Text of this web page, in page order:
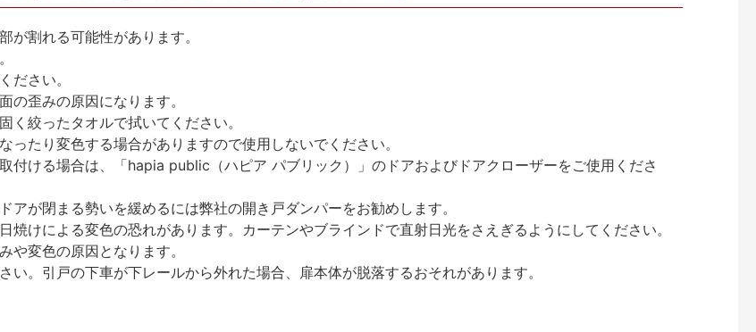
割れる可能性があります。
ださい。
歪みの原因になります。
絞ったタオルで拭いてください。
たり変色する場合がありますので使用しないでください。
ける場合は、「hapia public（ハピア パブリック）」のドアおよびドアクローザーをご使用くださ
が閉まる勢いを緩めるには弊社の開き戸ダンパーをお勧めします。
けによる変色の恐れがあります。カーテンやブラインドで直射日光をさえぎるようにしてください。
変色の原因となります。
。引戸の下車が下レールから外れた場合、扉本体が脱落するおそれがあります。